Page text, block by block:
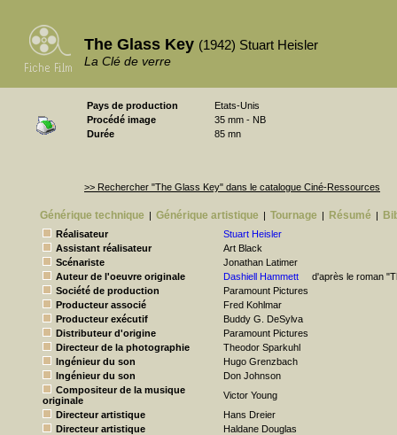
The Glass Key (1942) Stuart Heisler
La Clé de verre
Pays de production
Etats-Unis
Procédé image
35 mm - NB
Durée
85 mn
>> Rechercher "The Glass Key" dans le catalogue Ciné-Ressources
Générique technique | Générique artistique | Tournage | Résumé |
Réalisateur
Stuart Heisler
Assistant réalisateur
Art Black
Scénariste
Jonathan Latimer
Auteur de l'oeuvre originale
Dashiell Hammett
d'après le roman
Société de production
Paramount Pictures
Producteur associé
Fred Kohlmar
Producteur exécutif
Buddy G. DeSylva
Distributeur d'origine
Paramount Pictures
Directeur de la photographie
Theodor Sparkuhl
Ingénieur du son
Hugo Grenzbach
Ingénieur du son
Don Johnson
Compositeur de la musique
originale
Victor Young
Directeur artistique
Hans Dreier
Directeur artistique
Haldane Douglas